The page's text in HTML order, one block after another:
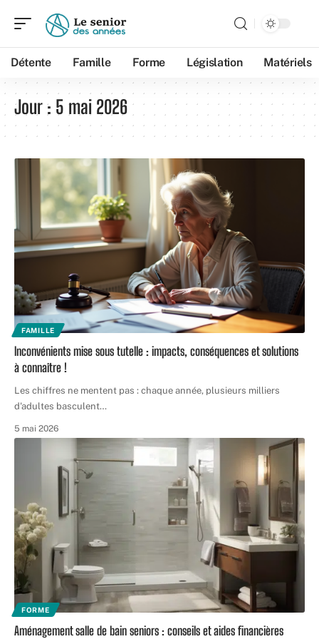
Détente Famille Forme Législation Matériels
Jour : 5 mai 2026
FAMILLE
Inconvénients mise sous tutelle : impacts, conséquences et solutions
à connaître !
Les chiffres ne mentent pas : chaque année, plusieurs milliers
d'adultes basculent…
5 mai 2026
FORME
Aménagement salle de bain seniors : conseils et aides financières